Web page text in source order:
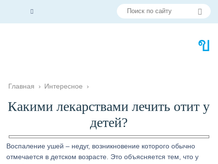
Главная › Интересное ›
Какими лекарствами лечить отит у
детей?
Воспаление ушей – недуг, возникновение которого обычно
отмечается в детском возрасте. Это объясняется тем, что у